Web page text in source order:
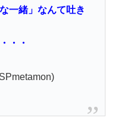
一緒」なんて吐き
・・